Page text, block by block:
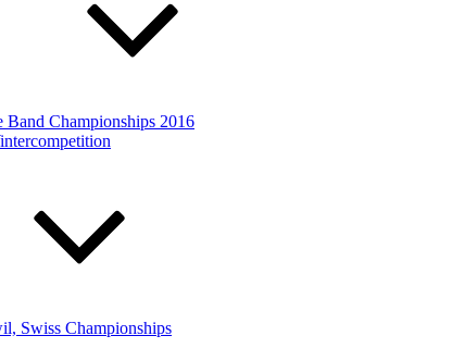
Band Championships 2016
Swiss Championships